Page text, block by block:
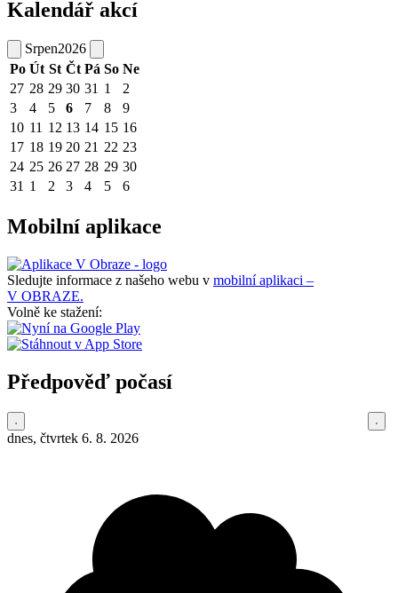
Kalendář akcí
Srpen2026
Po Út St Čt Pá So Ne
27 28 29 30 31 1
2
3
4 5 6 7 8
9
10 11 12 13 14 15 16
17 18 19 20 21 22 23
24 25 26 27 28 29 30
31 1 2 3 4 5 6
Mobilní aplikace
Sledujte informace z našeho webu v mobilní aplikaci –
V OBRAZE.
Volně ke stažení:
Předpověď počasí
dnes, čtvrtek 6. 8. 2026